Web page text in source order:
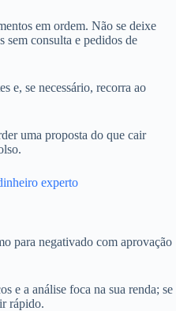
em ordem. Não se deixe
consulta e pedidos de
e, se necessário, recorra ao
uma proposta do que cair
experto
para negativado com aprovação
e a análise foca na sua renda; se
rápido.